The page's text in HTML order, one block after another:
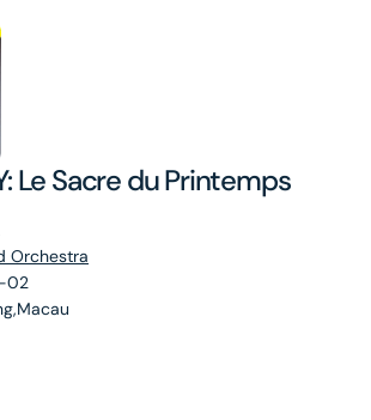
Le Sacre du Printemps
Orchestra
02